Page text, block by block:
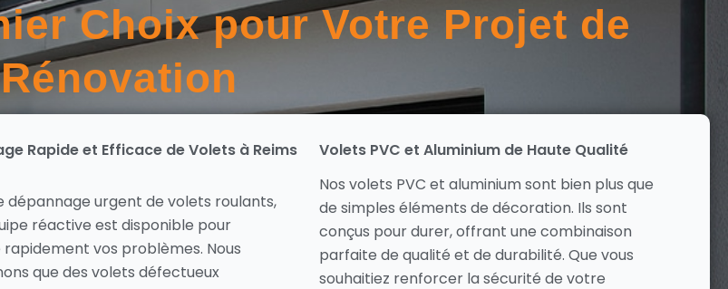
Choix pour Votre Projet de
Rénovation
Rapide et Efficace de Volets à Reims
dépannage urgent de volets roulants,
réactive est disponible pour
rapidement vos problèmes. Nous
que des volets défectueux
Volets PVC et Aluminium de Haute Qualité
Nos volets PVC et aluminium sont bien plus que
de simples éléments de décoration. Ils sont
conçus pour durer, offrant une combinaison
parfaite de qualité et de durabilité. Que vous
souhaitiez renforcer la sécurité de votre